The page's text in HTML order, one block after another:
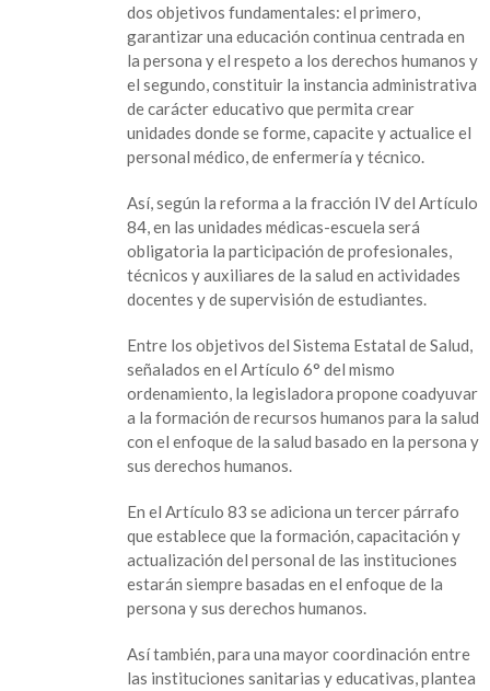
dos objetivos fundamentales: el primero,
garantizar una educación continua centrada en
la persona y el respeto a los derechos humanos y
el segundo, constituir la instancia administrativa
de carácter educativo que permita crear
unidades donde se forme, capacite y actualice el
personal médico, de enfermería y técnico.
Así, según la reforma a la fracción IV del Artículo
84, en las unidades médicas-escuela será
obligatoria la participación de profesionales,
técnicos y auxiliares de la salud en actividades
docentes y de supervisión de estudiantes.
Entre los objetivos del Sistema Estatal de Salud,
señalados en el Artículo 6° del mismo
ordenamiento, la legisladora propone coadyuvar
a la formación de recursos humanos para la salud
con el enfoque de la salud basado en la persona y
sus derechos humanos.
En el Artículo 83 se adiciona un tercer párrafo
que establece que la formación, capacitación y
actualización del personal de las instituciones
estarán siempre basadas en el enfoque de la
persona y sus derechos humanos.
Así también, para una mayor coordinación entre
las instituciones sanitarias y educativas, plantea